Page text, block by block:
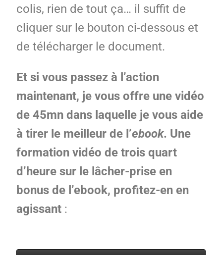
colis, rien de tout ça… il suffit de
cliquer sur le bouton ci-dessous et
de télécharger le document.
Et si vous passez à l’action
maintenant, je vous offre une vidéo
de 45mn dans laquelle je vous aide
à tirer le meilleur de l’ebook. Une
formation vidéo de trois quart
d’heure sur le lâcher-prise en
bonus de l’ebook, profitez-en en
agissant: